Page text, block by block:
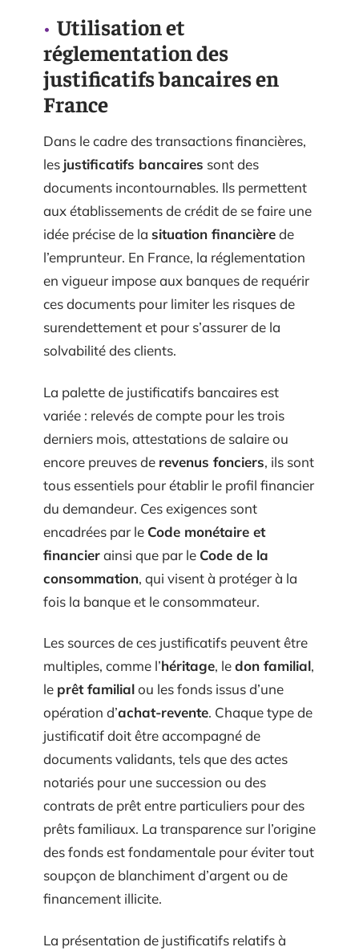
Utilisation et
réglementation des
justificatifs bancaires en
France
Dans le cadre des transactions financières,
les justificatifs bancaires sont des
documents incontournables. Ils permettent
aux établissements de crédit de se faire une
idée précise de la situation financièrede
l’emprunteur. En France, la réglementation
en vigueur impose aux banques de requérir
ces documents pour limiter les risques de
surendettement et pour s’assurer de la
solvabilité des clients.
La palette de justificatifs bancaires est
variée : relevés de compte pour les trois
derniers mois, attestations de salaire ou
encore preuves de revenus fonciers, ils sont
tous essentiels pour établir le profil financier
du demandeur. Ces exigences sont
encadrées par le Code monétaire et
financierainsi que par le Code de la
consommation, qui visent à protéger à la
fois la banque et le consommateur.
Les sources de ces justificatifs peuvent être
multiples, comme l’héritage, ledon familial,
le prêt familialou les fonds issus d’une
opération d’achat-revente. Chaque type de
justificatif doit être accompagné de
documents validants, tels que des actes
notariés pour une succession ou des
contrats de prêt entre particuliers pour des
prêts familiaux. La transparence sur l’origine
des fonds est fondamentale pour éviter tout
soupçon de blanchiment d’argent ou de
financement illicite.
La présentation de justificatifs relatifs à